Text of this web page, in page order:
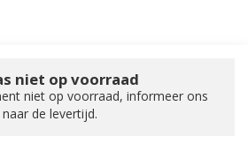
niet op voorraad
niet op voorraad, informeer ons
naar de levertijd.